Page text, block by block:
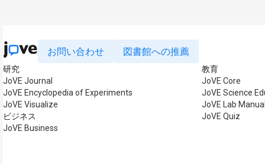
お問い合わせ 図書館への推薦
研究
JoVE Journal
JoVE Encyclopedia of Experiments
JoVE Visualize
ビジネス
JoVE Business
教育
JoVE Core
JoVE Science
JoVE Lab
JoVE Quiz